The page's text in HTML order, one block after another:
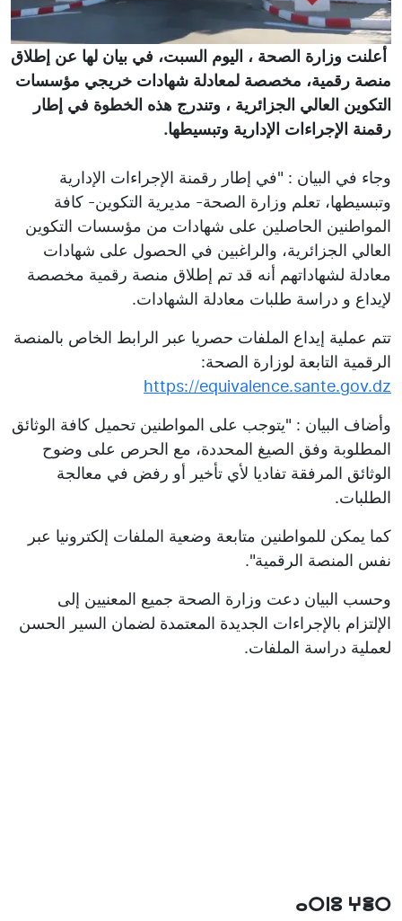
أعلنت وزارة الصحة ، اليوم السبت، في بيان لها عن إطلاق
منصة رقمية، مخصصة لمعادلة شهادات خريجي مؤسسات
التكوين العالي الجزائرية ، وتندرج هذه الخطوة في إطار
رقمنة الإجراءات الإدارية وتبسيطها.
وجاء في البيان : "في إطار رقمنة الإجراءات الإدارية
وتبسيطها، تعلم وزارة الصحة- مديرية التكوين- كافة
المواطنين الحاصلين على شهادات من مؤسسات التكوين
العالي الجزائرية، والراغبين في الحصول على شهادات
معادلة لشهاداتهم أنه قد تم إطلاق منصة رقمية مخصصة
لإيداع و دراسة طلبات معادلة الشهادات.
تتم عملية إيداع الملفات حصريا عبر الرابط الخاص بالمنصة
الرقمية التابعة لوزارة الصحة:
https://equivalence.sante.gov.dz
وأضاف البيان : "يتوجب على المواطنين تحميل كافة الوثائق
المطلوبة وفق الصيغ المحددة، مع الحرص على وضوح
الوثائق المرفقة تفاديا لأي تأخير أو رفض في معالجة
الطلبات.
كما يمكن للمواطنين متابعة وضعية الملفات إلكترونيا عبر
نفس المنصة الرقمية".
وحسب البيان دعت وزارة الصحة جميع المعنيين إلى
الإلتزام بالإجراءات الجديدة المعتمدة لضمان السير الحسن
لعملية دراسة الملفات.
ⴰⵔⵏⵓ ⵖⴻⵔ